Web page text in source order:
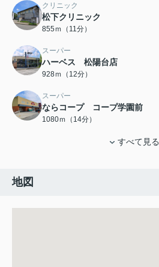
クリニック
松下クリニック
855ｍ（11分）
スーパー
ハーベス 松陽台店
928ｍ（12分）
スーパー
ならコープ コープ学園前
1080ｍ（14分）
すべて見る
地図